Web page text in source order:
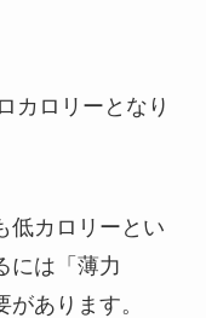
カロリーとなり
低カロリーとい
には「薄力
あります。